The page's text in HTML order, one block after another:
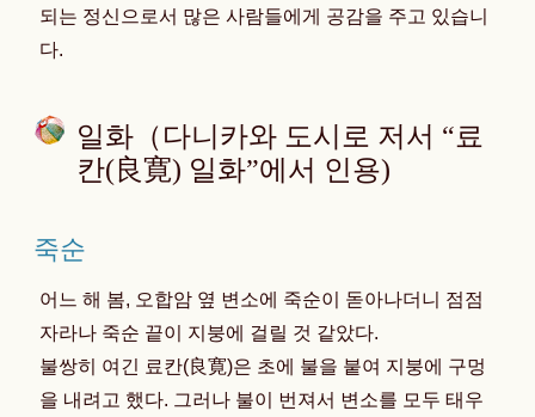
되는 정신으로서 많은 사람들에게 공감을 주고 있습니
다.
일화（다니카와 도시로 저서 “료
칸(良寛) 일화”에서 인용)
죽순
어느 해 봄, 오합암 옆 변소에 죽순이 돋아나더니 점점
자라나 죽순 끝이 지붕에 걸릴 것 같았다.
불쌍히 여긴 료칸(良寛)은 초에 불을 붙여 지붕에 구멍
을 내려고 했다. 그러나 불이 번져서 변소를 모두 태우